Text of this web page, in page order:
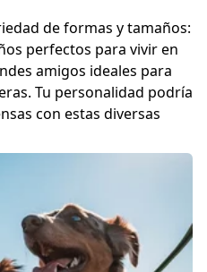
de formas y tamaños:
perfectos para vivir en
amigos ideales para
Tu personalidad podría
con estas diversas